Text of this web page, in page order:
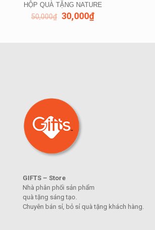
HỘP QUÀ TẶNG NATURE
50,000₫ 30,000₫
GIFTS – Store
Nhà phân phối sản phẩm
quà tặng sáng tạo.
Chuyên bán sỉ, bỏ sỉ quà tặng khách hàng.